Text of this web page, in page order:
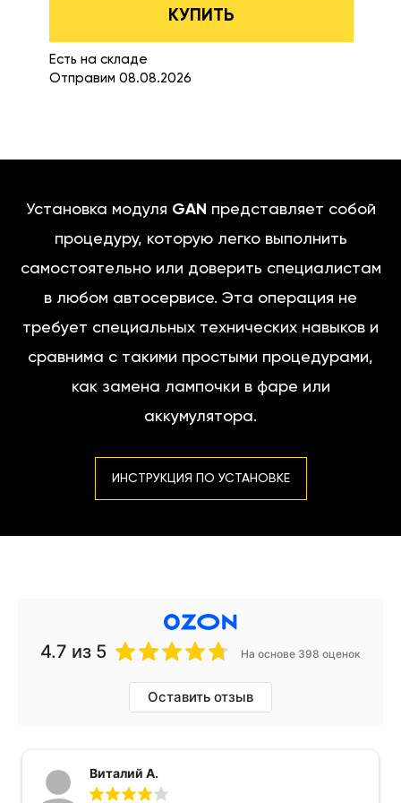
КУПИТЬ
Есть на складе
Отправим 08.08.2026
Установка модуля GAN представляет собой
процедуру, которую легко выполнить
самостоятельно или доверить специалистам
в любом автосервисе. Эта операция не
требует специальных технических навыков и
сравнима с такими простыми процедурами,
как замена лампочки в фаре или
аккумулятора.
ИНСТРУКЦИЯ ПО УСТАНОВКЕ
4.7 из 5 На основе 398 оценок
Оставить отзыв
Виталий А.